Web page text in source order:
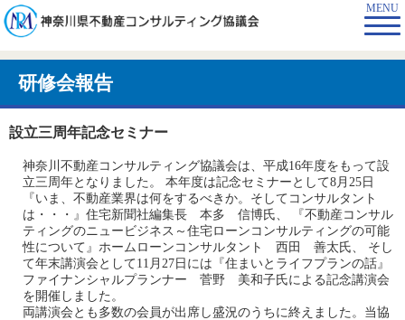
MENU
研修会報告
設立三周年記念セミナー
神奈川不動産コンサルティング協議会は、平成16年度をもって設
立三周年となりました。 本年度は記念セミナーとして8月25日
『いま、不動産業界は何をするべきか。そしてコンサルタント
は・・・』住宅新聞社編集長 本多 信博氏、 『不動産コンサル
ティングのニュービジネス～住宅ローンコンサルティングの可能
性について』ホームローンコンサルタント 西田 善太氏、 そし
て年末講演会として11月27日には『住まいとライフプランの話』
ファイナンシャルプランナー 菅野 美和子氏による記念講演会
を開催しました。
両講演会とも多数の会員が出席し盛況のうちに終えました。当協